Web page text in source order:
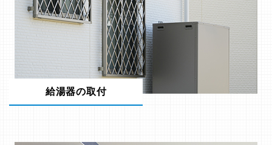
給湯器の取付